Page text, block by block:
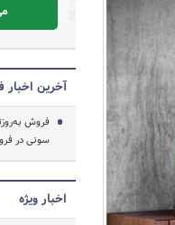
آخرین
فروش
سونی در
اخبار ویژه